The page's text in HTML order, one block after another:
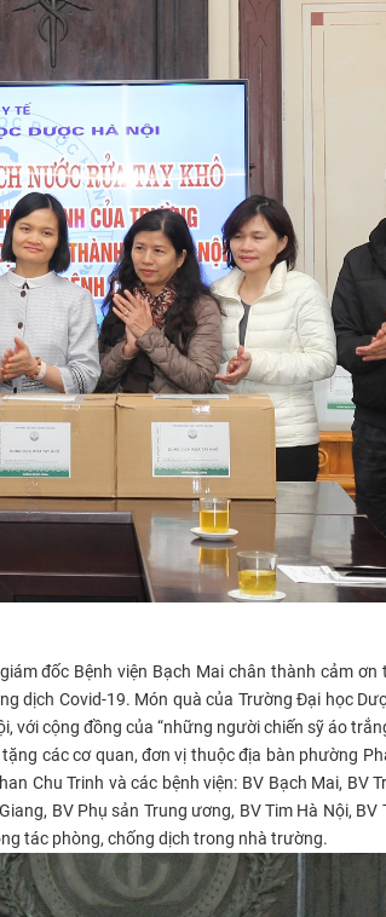
đốc Bệnh viện Bạch Mai chân thành cảm
dịch Covid-19. Món quà của Trường Đại học
với cộng đồng của “những người chiến sỹ áo
các cơ quan, đơn vị thuộc địa bàn phường
Chu Trinh và các bệnh viện: BV Bạch Mai, BV
BV Phụ sản Trung ương, BV Tim Hà Nội,
tác phòng, chống dịch trong nhà trường.​​